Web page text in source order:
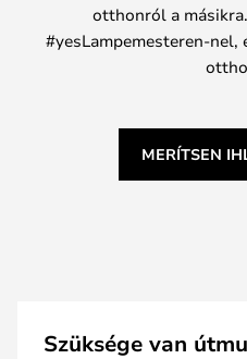
otthonról a
#yesLampemesteren-
MERÍTSEN
Szüksége van